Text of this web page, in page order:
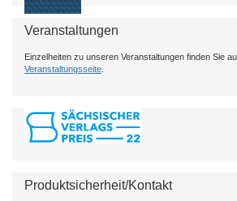
Veranstaltungen
Einzelheiten zu unseren Veranstaltungen finden Sie
Veranstaltungsseite
Produktsicherheit/Kontakt